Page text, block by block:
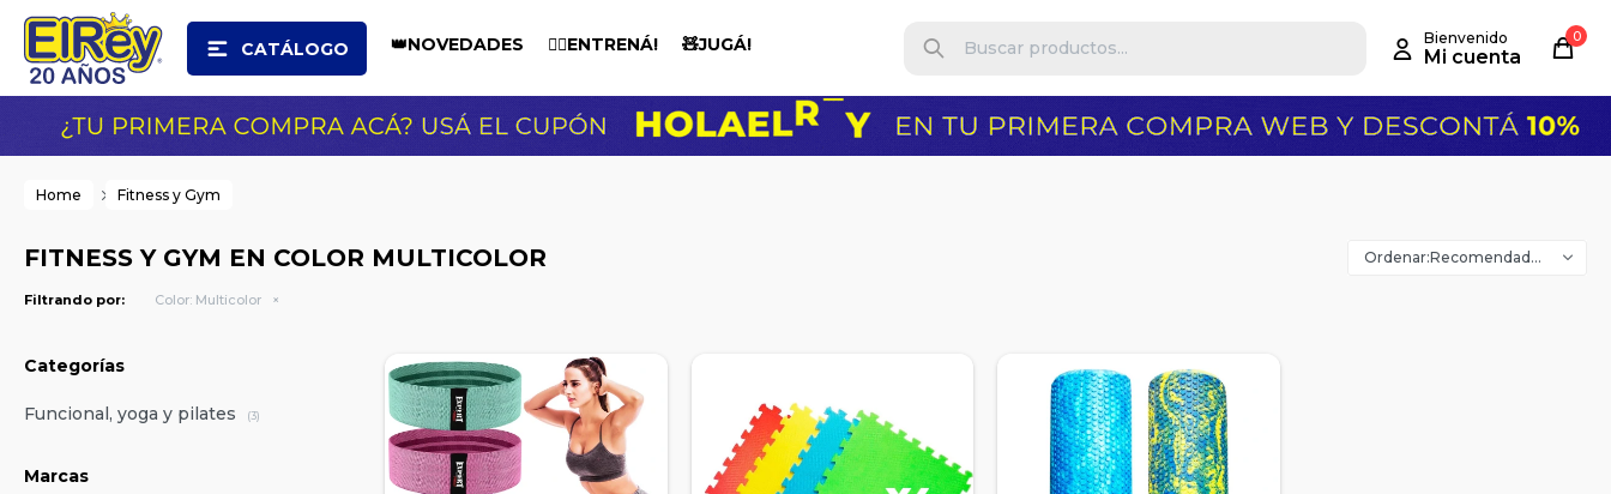
CATÁLOGO 👑NOVEDADES 🏋️‍♂️ENTRENÁ! 🧸JUGÁ! 0
Home Fitness y Gym
FITNESS Y GYM EN COLOR MULTICOLOR Recomendados
Filtrando por: Color: Multicolor
Categorías
Funcional, yoga y pilates (3)
Marcas